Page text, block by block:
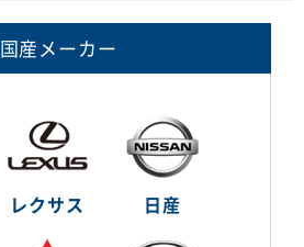
国産メーカー
レクサス 日産